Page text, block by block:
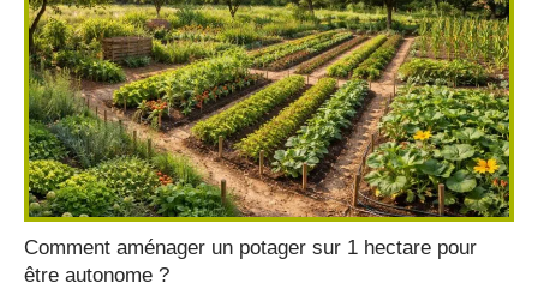
Comment aménager un potager sur 1 hectare pour
être autonome ?